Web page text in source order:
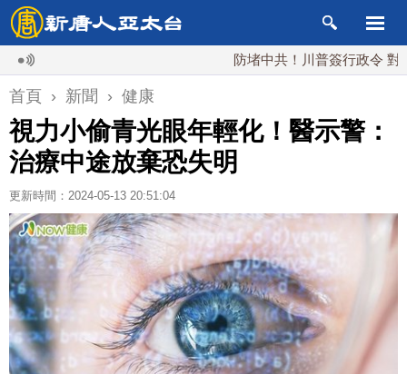
防堵中共！川普簽行政令 對多晶矽
首頁 › 新聞 › 健康
視力小偷青光眼年輕化！醫示警：
治療中途放棄恐失明
更新時間：2024-05-13 20:51:04